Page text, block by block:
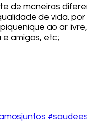
de maneiras
de vida, por
ao ar
e amigos, etc;